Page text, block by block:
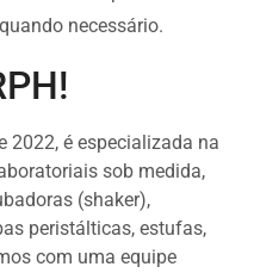
necessário.
2022, é especializada na
sob medida,
(shaker),
peristálticas, estufas,
com uma equipe